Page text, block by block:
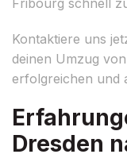
Kontaktiere uns
deinen Umzug
erfolgreichen und
Dresden